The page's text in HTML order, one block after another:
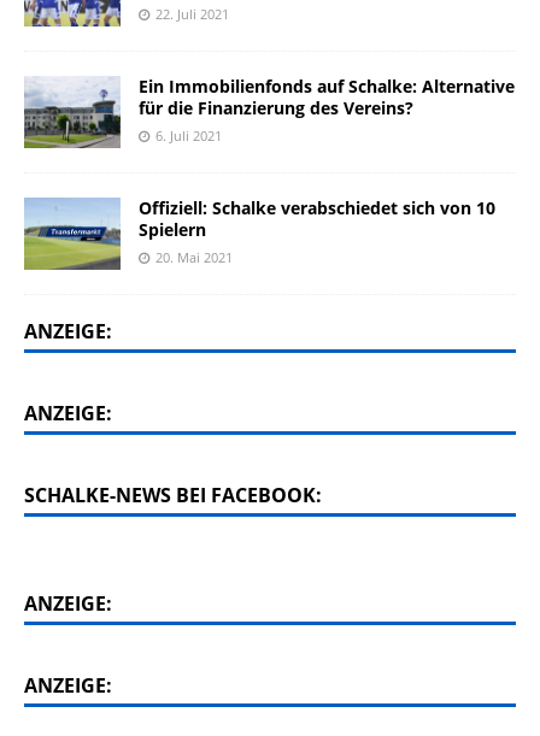
22. Juli 2021
Ein Immobilienfonds auf Schalke: Alternative
für die Finanzierung des Vereins?
6. Juli 2021
Offiziell: Schalke verabschiedet sich von 10
Spielern
20. Mai 2021
ANZEIGE:
ANZEIGE:
SCHALKE-NEWS BEI FACEBOOK:
ANZEIGE:
ANZEIGE: